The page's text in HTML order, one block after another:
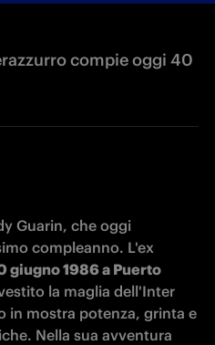
compie oggi 40
Guarin, che oggi
compleanno. L'ex
giugno 1986 a Puerto
la maglia dell'Inter
in mostra potenza, grinta e
Nella sua avventura